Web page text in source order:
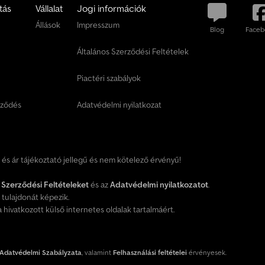
s
o
n
Vállalat
Állások
Jogi információk
Impresszum
Általános Szerződési Feltételek
Piactéri szabályok
Adatvédelmi nyilatkozat
Blog
ár tájékoztató jellegű és nem kötelező érvényű!
Feltételeketés azAdatvédelmi nyilatkozatot.
képezik.
hivatkozott külső internetes oldalak tartalmáért.
Adatvédelmi Szabályzata, valamint Felhasználási feltételei érvényesek.